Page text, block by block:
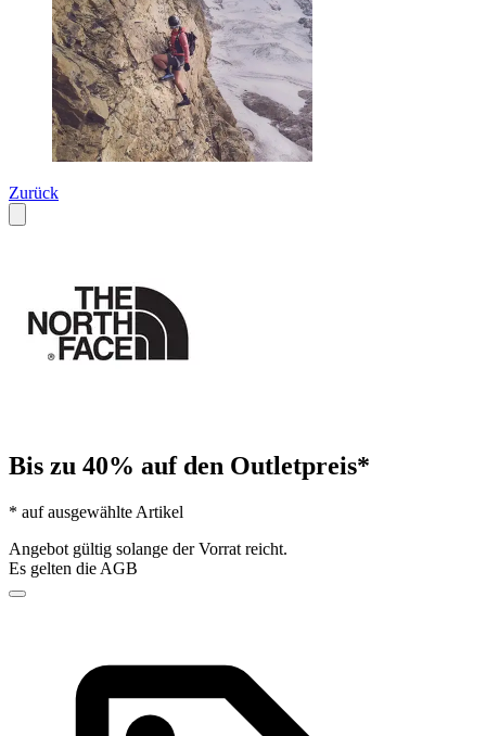
Zurück
Bis zu 40% auf den Outletpreis*
* auf ausgewählte Artikel
Angebot gültig solange der Vorrat reicht.
Es gelten die AGB